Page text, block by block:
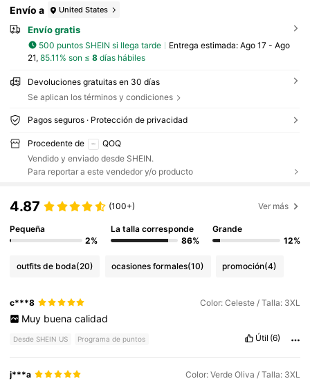
Envío a United States
Envío gratis
500 puntos SHEIN si llega tarde Entrega estimada: Ago 17 - Ago
21, 85.11% son ≤ 8días hábiles
Devoluciones gratuitas en 30 días
Se aplican los términos y condiciones
Pagos seguros · Protección de privacidad
Procedente de
QOQ
Vendido y enviado desde SHEIN.
Para reportar a este vendedor y/o producto
4.87 (100+) Ver más
Pequeña
2%
La talla corresponde
86%
Grande
12%
outfits de boda(20) ocasiones formales(10) promoción(4)
c***8 Color: Celeste / Talla: 3XL
Muy buena calidad
Desde SHEIN US Programa de puntos Útil (6)
j***a Color: Verde Oliva / Talla: 3XL